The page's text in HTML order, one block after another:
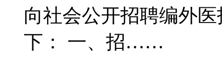
向社会公开招聘编外
下： 一、招……